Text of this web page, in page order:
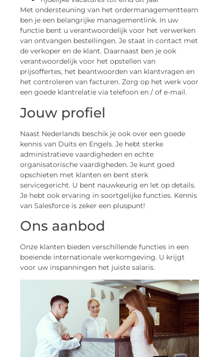
Met ondersteuning van het ordermanagementteam
ben je een belangrijke managementlink. In uw
functie bent u verantwoordelijk voor het verwerken
van ontvangen bestellingen. Je staat in contact met
de verkoper en de klant. Daarnaast ben je ook
verantwoordelijk voor het opstellen van
prijsoffertes, het beantwoorden van klantvragen en
het controleren van facturen. Zorg op het werk voor
een goede klantrelatie via telefoon en / of e-mail.
Jouw profiel
Naast Nederlands beschik je ook over een goede
kennis van Duits en Engels. Je hebt sterke
administratieve vaardigheden en echte
organisatorische vaardigheden. Je kunt goed
opschieten met klanten en bent sterk
servicegericht. U bent nauwkeurig en let op details.
Je hebt ook ervaring in soortgelijke functies. Kennis
van Salesforce is zeker een pluspunt!
Ons aanbod
Onze klanten bieden verschillende functies in een
boeiende internationale werkomgeving. U krijgt
voor uw inspanningen het juiste salaris.